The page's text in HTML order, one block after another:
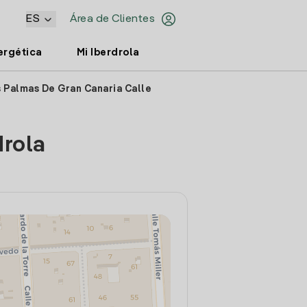
Área de Clientes
ES
Mi Iberdrola
De Gran Canaria Calle